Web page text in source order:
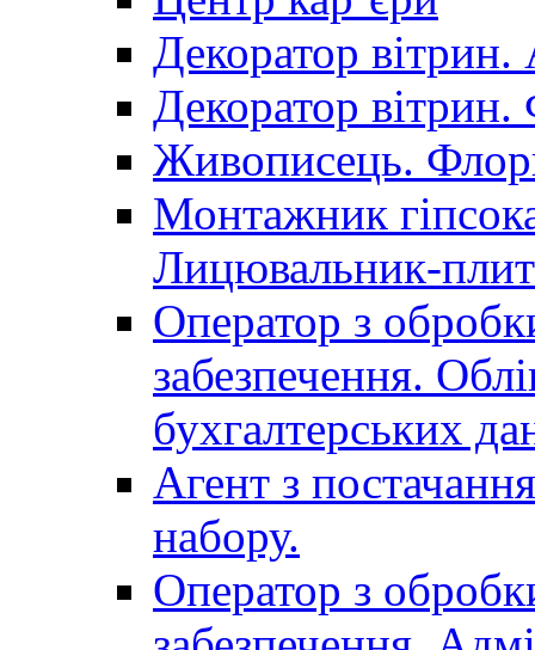
Декоратор вітрин.
Декоратор вітрин.
Живописець.
Монтажник
Лицювальник-
Оператор з
забезпечення.
бухгалтерських
Агент з
набору.
Оператор з